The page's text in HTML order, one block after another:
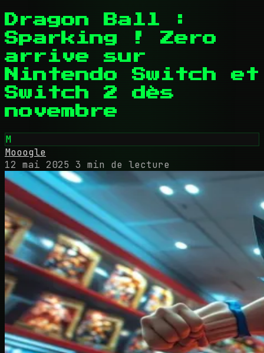
Dragon Ball :
Sparking ! Zero
arrive sur
Nintendo Switch et
Switch 2 dès
novembre
M
Mooogle
12 mai 2025 3 min de lecture